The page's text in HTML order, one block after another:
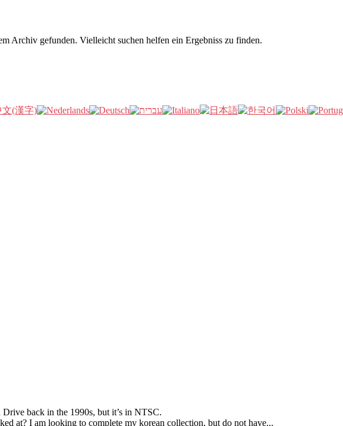
Archiv gefunden. Vielleicht suchen helfen ein Ergebniss zu finden.
back in the 1990s, but it’s in NTSC.
at? I am looking to complete my korean collection, but do not have...